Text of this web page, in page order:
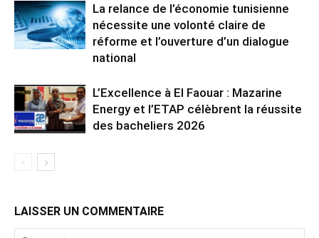
La relance de l’économie tunisienne
nécessite une volonté claire de
réforme et l’ouverture d’un dialogue
national
L’Excellence à El Faouar : Mazarine
Energy et l’ETAP célèbrent la réussite
des bacheliers 2026
LAISSER UN COMMENTAIRE